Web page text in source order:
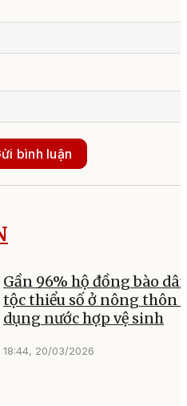
bình luận
Gần 96% hộ đồng bào
tộc thiểu số ở nông thôn
dụng nước hợp vệ sinh
18:44, 20/03/2026